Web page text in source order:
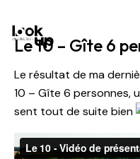
Le 10 – Gîte 6
Le résultat de ma
10 – Gîte 6 personnes,
sent tout de suite bien